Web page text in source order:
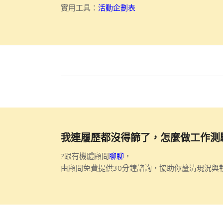
實用工具： 活動企劃表
我連履歷都沒得篩了，怎麼做工作測
?跟有機體顧問聊聊 ，
由顧問免費提供30分鐘諮詢，協助你釐清現況與